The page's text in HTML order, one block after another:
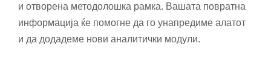
и отворена методолошка рамка. Вашата повратна
информација ќе помогне да го унапредиме алатот
и да додадеме нови аналитички модули.